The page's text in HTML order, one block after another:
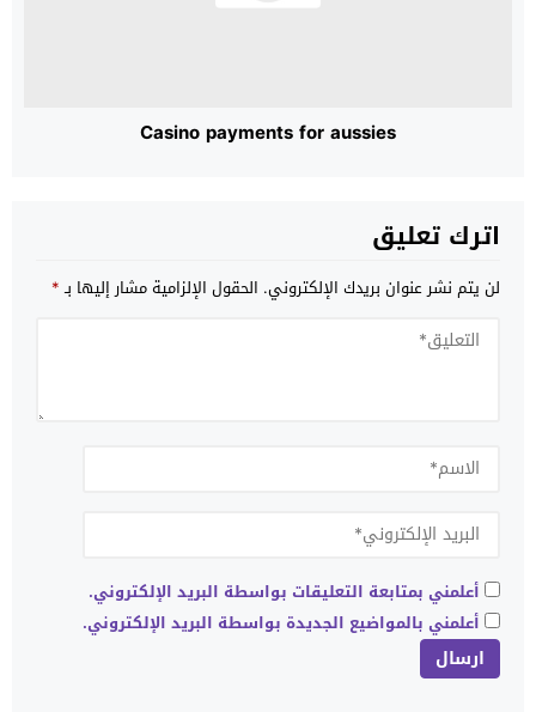
Casino payments for aussies
اترك تعليق
لن يتم نشر عنوان بريدك الإلكتروني. الحقول الإلزامية مشار إليها بـ*
أعلمني بمتابعة التعليقات بواسطة البريد الإلكتروني.
أعلمني بالمواضيع الجديدة بواسطة البريد الإلكتروني.